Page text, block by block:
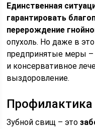
Единственная
гарантировать
перерождение
опухоль. Но даже в
предпринятые меры –
и консервативное
выздоровление.
Профилактика
Зубной свищ – это